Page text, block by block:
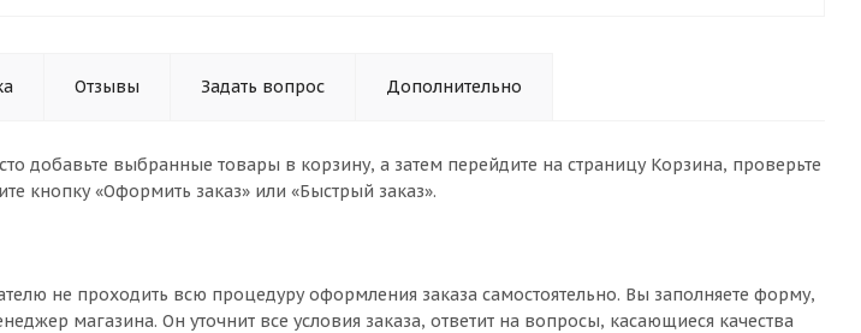
Отзывы Задать вопрос Дополнительно
добавьте выбранные товары в корзину, а затем перейдите на страницу Корзина, проверьте
кнопку «Оформить заказ» или «Быстрый заказ».
не проходить всю процедуру оформления заказа самостоятельно. Вы заполняете форму,
магазина. Он уточнит все условия заказа, ответит на вопросы, касающиеся качества